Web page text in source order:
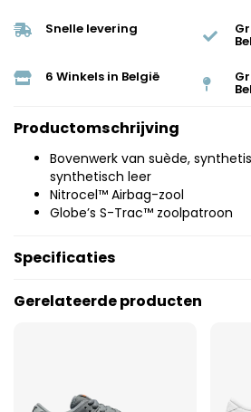
Snelle levering
6 Winkels in België
Productomschrijving
Bovenwerk van suède,
synthetisch leer
Nitrocel™ Airbag-zool
Globe’s S-Trac™ zoolpatroon
Specificaties
Gerelateerde producten